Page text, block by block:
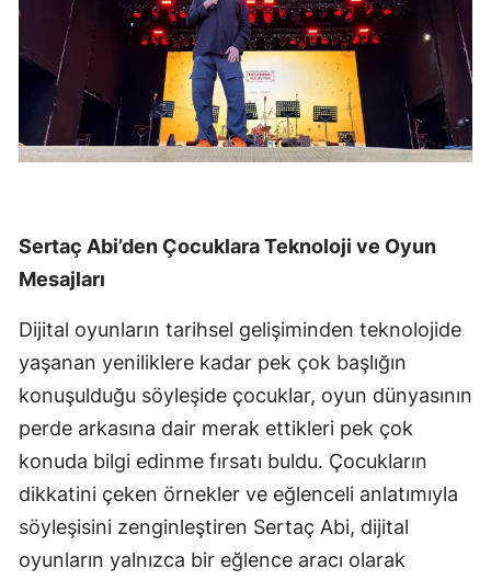
Sertaç Abi’den Çocuklara Teknoloji ve Oyun
Mesajları
Dijital oyunların tarihsel gelişiminden teknolojide
yaşanan yeniliklere kadar pek çok başlığın
konuşulduğu söyleşide çocuklar, oyun dünyasının
perde arkasına dair merak ettikleri pek çok
konuda bilgi edinme fırsatı buldu. Çocukların
dikkatini çeken örnekler ve eğlenceli anlatımıyla
söyleşisini zenginleştiren Sertaç Abi, dijital
oyunların yalnızca bir eğlence aracı olarak